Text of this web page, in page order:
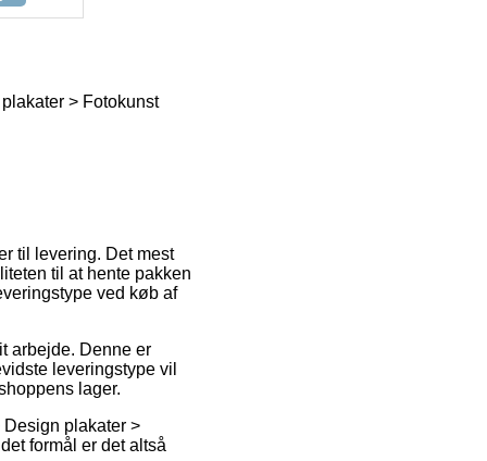
> Fotokunst
til levering. Det mest
til at hente pakken
ved køb af
arbejde. Denne er
leveringstype vil
lager.
plakater >
formål er det altså